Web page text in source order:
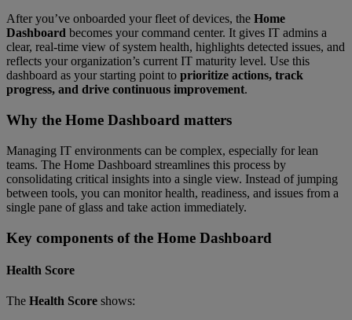
After you’ve onboarded your fleet of devices, the Home
Dashboard becomes your command center. It gives IT admins a
clear, real-time view of system health, highlights detected issues, and
reflects your organization’s current IT maturity level. Use this
dashboard as your starting point to prioritize actions, track
progress, and drive continuous improvement.
Why the Home Dashboard matters
Managing IT environments can be complex, especially for lean
teams. The Home Dashboard streamlines this process by
consolidating critical insights into a single view. Instead of jumping
between tools, you can monitor health, readiness, and issues from a
single pane of glass and take action immediately.
Key components of the Home Dashboard
Health Score
The Health Score shows: